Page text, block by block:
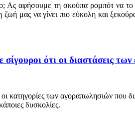
αφήσουμε τη σκούπα ρομπότ να το
μας να γίνει πιο εύκολη και
ότι οι διαστάσεις των
κατηγορίες των αγοραπωλησιών που
δυσκολίες.